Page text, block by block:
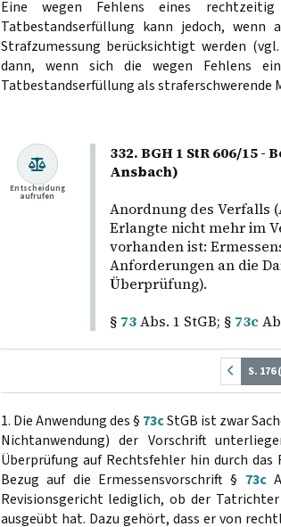
Eine wegen Fehlens eines
Tatbestandserfüllung kann jedoch,
Strafzumessung berücksichtigt werden (vgl.
dann, wenn sich die wegen Fehlens
Tatbestandserfüllung als straferschwerende
332. BGH 1 StR 606/15 -
Ansbach)
Anordnung des Verfalls
Erlangte nicht mehr im
vorhanden ist:
Anforderungen an die
Überprüfung).
§ 73Abs. 1 StGB; § 73c
Entscheidung
aufrufen
S. 176
1. Die Anwendung des § 73cStGB ist zwar
Nichtanwendung) der Vorschrift
Überprüfung auf Rechtsfehler hin durch das
Bezug auf die Ermessensvorschrift § 73c
Revisionsgericht lediglich, ob der
ausgeübt hat. Dazu gehört, dass er von